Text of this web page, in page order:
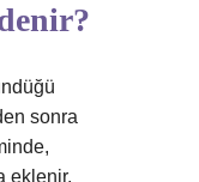
sonra
eklenir.